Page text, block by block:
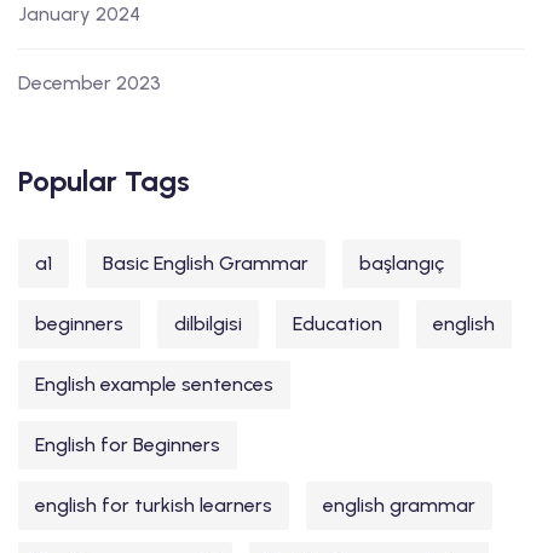
January 2024
December 2023
Popular Tags
a1 Basic English Grammar başlangıç
beginners dilbilgisi Education english
English example sentences
English for Beginners
english for turkish learners english grammar